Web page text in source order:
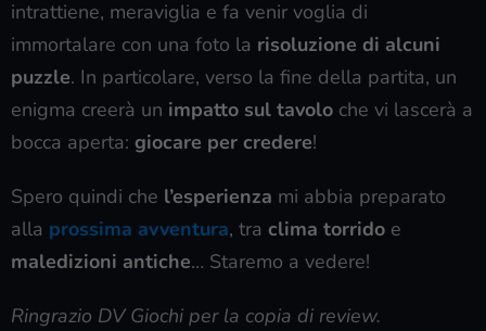
intrattiene, meraviglia e fa venir voglia di
immortalare con una foto la risoluzione di alcuni
puzzle. In particolare, verso la fine della partita, un
enigma creerà un impatto sul tavolo che vi lascerà a
bocca aperta: giocare per credere!
Spero quindi che l’esperienza mi abbia preparato
alla prossima avventura, tra clima torrido e
maledizioni antiche… Staremo a vedere!
Ringrazio DV Giochi per la copia di review.